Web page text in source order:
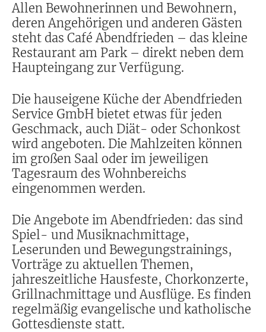
Allen Bewohnerinnen und Bewohnern,
deren Angehörigen und anderen Gästen
steht das Café Abendfrieden – das kleine
Restaurant am Park – direkt neben dem
Haupteingang zur Verfügung.
Die hauseigene Küche der Abendfrieden
Service GmbH bietet etwas für jeden
Geschmack, auch Diät- oder Schonkost
wird angeboten. Die Mahlzeiten können
im großen Saal oder im jeweiligen
Tagesraum des Wohnbereichs
eingenommen werden.
Die Angebote im Abendfrieden: das sind
Spiel- und Musiknachmittage,
Leserunden und Bewegungstrainings,
Vorträge zu aktuellen Themen,
jahreszeitliche Hausfeste, Chorkonzerte,
Grillnachmittage und Ausflüge. Es finden
regelmäßig evangelische und katholische
Gottesdienste statt.